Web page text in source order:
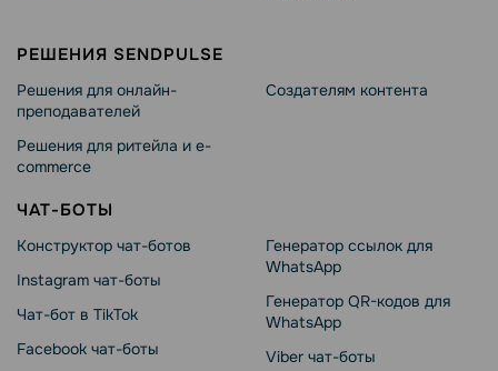
РЕШЕНИЯ SENDPULSE
Решения для онлайн-
преподавателей
Решения для ритейла и e-
commerce
Создателям контента
ЧАТ-БОТЫ
Конструктор чат-ботов
Instagram чат-боты
Чат-бот в TikTok
Facebook чат-боты
Генератор ссылок для
WhatsApp
Генератор QR-кодов для
WhatsApp
Viber чат-боты